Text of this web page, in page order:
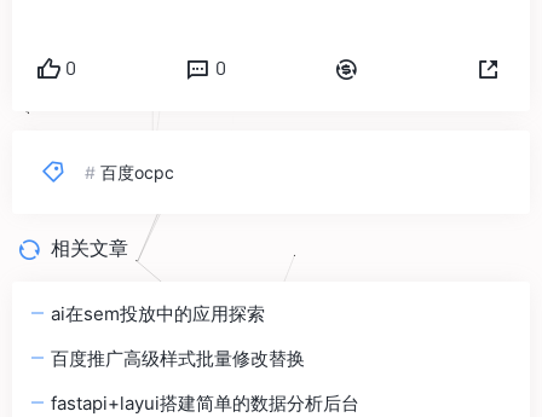
0 0
# 百度ocpc
相关文章
ai在sem投放中的应用探索
百度推广高级样式批量修改替换
fastapi+layui搭建简单的数据分析后台